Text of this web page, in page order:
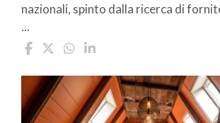
nazionali, spinto dalla ricerca di
...